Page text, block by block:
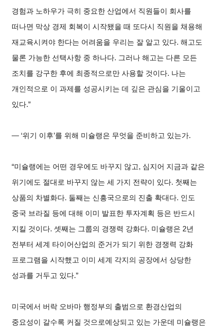
경험과 노하우가 극히 중요한 산업에서 직원들이 회사를
떠나면 막상 경제 회복이 시작됐을 때 또다시 직원을 채용해
재교육시켜야 한다는 어려움을 우리는 잘 알고 있다. 해고도
물론 가능한 선택사항 중 하나다. 그러나 해고는 다른 모든
조치를 강구한 후에 최종적으로만 사용할 것이다. 나는
개인적으로 이 과제를 성공시키는 데 깊은 관심을 기울이고
있다.”
― ‘위기 이후’를 위해 미슐랭은 무엇을 준비하고 있는가.
“미슐랭에는 어떤 경우에도 바꾸지 않고, 심지어 지금과 같은
위기에도 절대로 바꾸지 않는 세 가지 전략이 있다. 첫째는
상품의 차별화다. 둘째는 신흥국으로의 진출 확대다. 인도
중국 브라질 등에 대해 이미 발표한 투자계획 등은 반드시
지킬 것이다. 셋째는 그룹의 경쟁력 강화다. 미슐랭은 2년
전부터 세계 타이어산업의 준거가 되기 위한 경쟁력 강화
프로그램을 시작했고 이미 세계 각지의 공장에서 상당한
성과를 거두고 있다.”
미국에서 버락 오바마 행정부의 출범으로 환경산업의
중요성이 갈수록 커질 것으로예상되고 있는 가운데 미슐랭은